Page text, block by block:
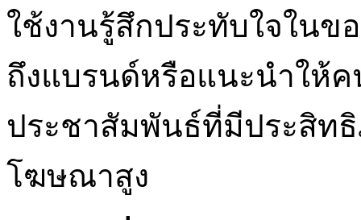
ใช้งานรู้สึกประทับใจในข
ถึงแบรนด์หรือแนะนำให้
ประชาสัมพันธ์ที่มีประสิท
โฆษณาสูง